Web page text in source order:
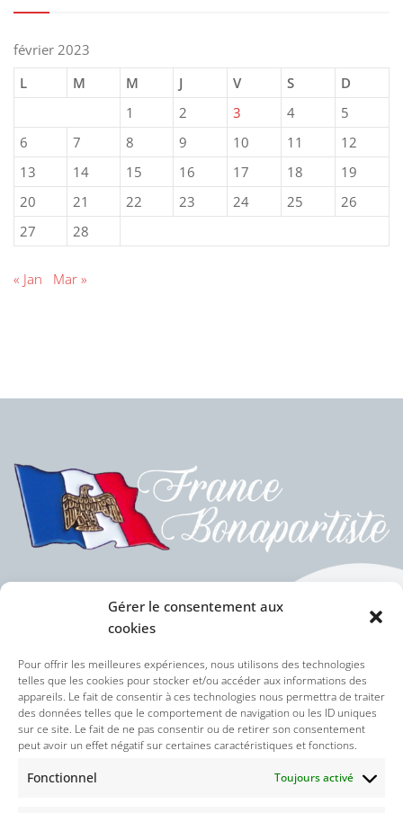
Gérer le consentement aux
cookies
Pour offrir les meilleures expériences, nous utilisons des technologies
telles que les cookies pour stocker et/ou accéder aux informations des
appareils. Le fait de consentir à ces technologies nous permettra de traiter
des données telles que le comportement de navigation ou les ID uniques
sur ce site. Le fait de ne pas consentir ou de retirer son consentement
peut avoir un effet négatif sur certaines caractéristiques et fonctions.
Fonctionnel Toujours activé
février 2023
L
M M J V S
D
1
2 3 4
5
6
7 8 9 10 11
12
13
14 15 16 17 18
19
20
21 22 23 24 25
26
27
28
« Jan Mar »
Politique des cookies (UE)
Politique de confidentialité
Nos réseaux sociaux :